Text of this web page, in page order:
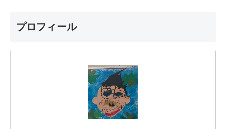
プロフィール